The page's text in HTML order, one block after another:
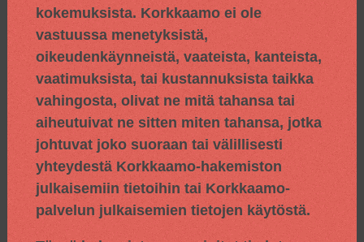
kokemuksista. Korkkaamo ei ole
vastuussa menetyksistä,
oikeudenkäynneistä, vaateista, kanteista,
vaatimuksista, tai kustannuksista taikka
vahingosta, olivat ne mitä tahansa tai
aiheutuivat ne sitten miten tahansa, jotka
johtuvat joko suoraan tai välillisesti
yhteydestä Korkkaamo-hakemiston
julkaisemiin tietoihin tai Korkkaamo-
palvelun julkaisemien tietojen käytöstä.